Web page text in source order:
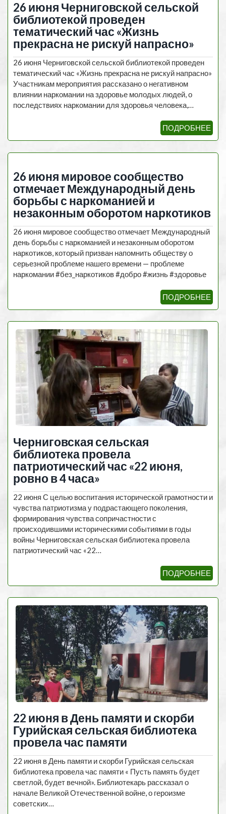
26 июня Черниговской сельской
библиотекой проведен
тематический час «Жизнь
прекрасна не рискуй напрасно»
26 июня Черниговской сельской библиотекой проведен
тематический час «Жизнь прекрасна не рискуй напрасно»
Участникам мероприятия рассказано о негативном
влиянии наркомании на здоровье молодых людей, о
последствиях наркомании для здоровья человека,…
ПОДРОБНЕЕ
26 июня мировое сообщество
отмечает Международный день
борьбы с наркоманией и
незаконным оборотом наркотиков
26 июня мировое сообщество отмечает Международный
день борьбы с наркоманией и незаконным оборотом
наркотиков, который призван напомнить обществу о
серьезной проблеме нашего времени — проблеме
наркомании #без_наркотиков #добро #жизнь #здоровье
ПОДРОБНЕЕ
Черниговская сельская
библиотека провела
патриотический час «22 июня,
ровно в 4 часа»
22 июня С целью воспитания исторической грамотности и
чувства патриотизма у подрастающего поколения,
формирования чувства сопричастности с
происходившими историческими событиями в годы
войны Черниговская сельская библиотека провела
патриотический час «22…
ПОДРОБНЕЕ
22 июня в День памяти и скорби
Гурийская сельская библиотека
провела час памяти
22 июня в День памяти и скорби Гурийская сельская
библиотека провела час памяти « Пусть память будет
светлой, будет вечной». Библиотекарь рассказал о
начале Великой Отечественной войне, о героизме
советских…